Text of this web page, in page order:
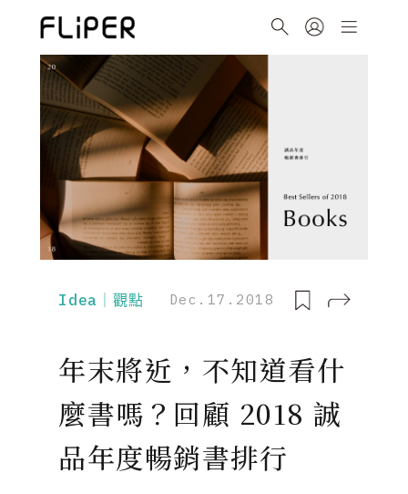
Idea｜觀點 Dec.17.2018
年末將近，不知道看什
麼書嗎？回顧 2018 誠
品年度暢銷書排行